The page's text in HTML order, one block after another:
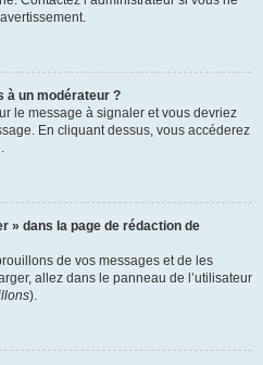
à un modérateur ?
le message à signaler et vous devriez
En cliquant dessus, vous accéderez
» dans la page de rédaction de
de vos messages et de les
allez dans le panneau de l’utilisateur
).